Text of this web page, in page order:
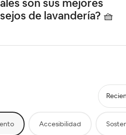
son sus mejores
de lavandería? 🧺
Accesibilidad